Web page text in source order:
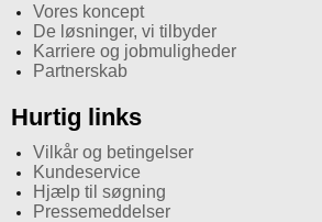
Vores koncept
De løsninger, vi tilbyder
Karriere og jobmuligheder
Partnerskab
Hurtig links
Vilkår og betingelser
Kundeservice
Hjælp til søgning
Pressemeddelser